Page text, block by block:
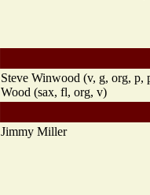
Steve Winwood (v, g, org, p,
Wood (sax, fl, org, v)
Jimmy Miller